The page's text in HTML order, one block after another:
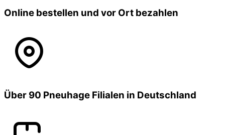
Online bestellen und vor Ort bezahlen
Über 90 Pneuhage Filialen in Deutschland